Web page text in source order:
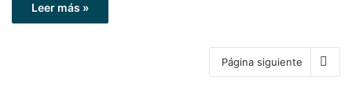
Leer más »
Página siguiente